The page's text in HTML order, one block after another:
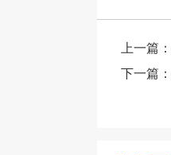
上一篇：
下一篇：